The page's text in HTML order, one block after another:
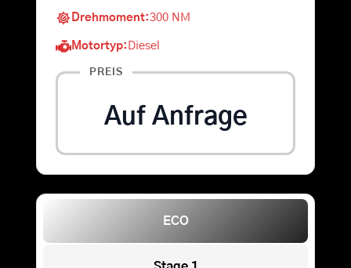
Drehmoment:300 NM
Motortyp: Diesel
PREIS
Auf Anfrage
ECO